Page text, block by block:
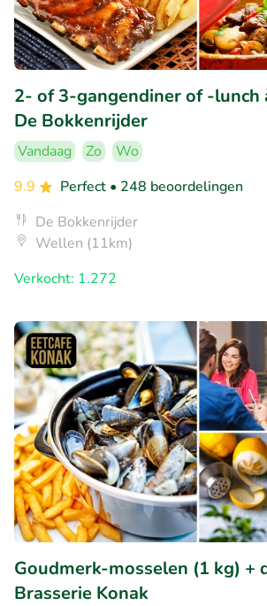
2- of 3-gangendiner of -lunch
De Bokkenrijder
Vandaag Zo
Wo
9.9
Perfect • 248 beoordelingen
De Bokkenrijder
Wellen (11km)
Verkocht: 1.272
Goudmerk-mosselen (1 kg) +
Brasserie Konak